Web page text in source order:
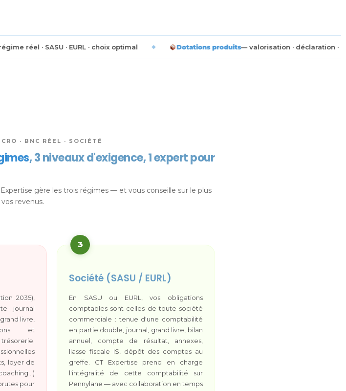
· choix optimal ◆ Dotations produits — valorisation · déclaration · seuils · imposabilité
· BNC RÉEL · SOCIÉTÉ
, 3 niveaux d'exigence, 1 expert pour
gère les trois régimes — et vous conseille sur le plus
revenus.
2035),
: journal
livre,
et
loyer de
pour
3
Société (SASU / EURL)
En SASU ou EURL, vos obligations
comptables sont celles de toute société
commerciale : tenue d'une comptabilité
en partie double, journal, grand livre, bilan
annuel, compte de résultat, annexes,
liasse fiscale IS, dépôt des comptes au
greffe. GT Expertise prend en charge
l'intégralité de cette comptabilité sur
Pennylane — avec collaboration en temps